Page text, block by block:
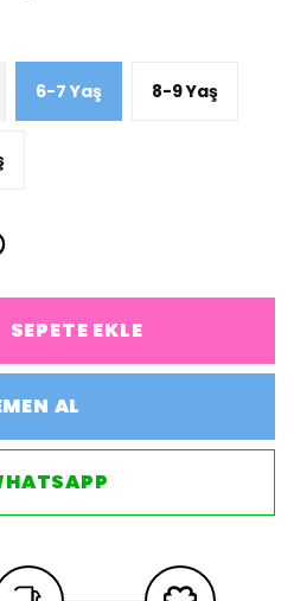
6-7 Yaş 8-9 Yaş
SEPETE EKLE
AL